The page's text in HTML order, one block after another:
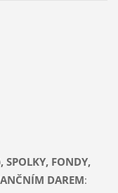
SPOLKY, FONDY,
DAREM: